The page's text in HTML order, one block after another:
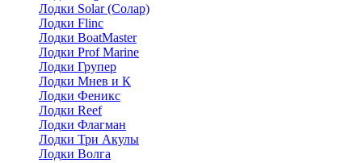
Лодки Solar (Солар)
Лодки Flinc
Лодки BoatMaster
Лодки Prof Marine
Лодки Групер
Лодки Мнев и К
Лодки Феникс
Лодки Reef
Лодки Флагман
Лодки Три Акулы
Лодки Волга